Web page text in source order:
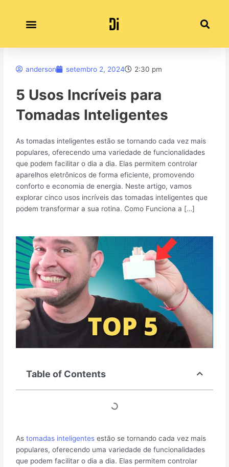
anderson setembro 2, 2024 2:30 pm
5 Usos Incríveis para
Tomadas Inteligentes
As tomadas inteligentes estão se tornando cada vez mais
populares, oferecendo uma variedade de funcionalidades
que podem facilitar o dia a dia. Elas permitem controlar
aparelhos eletrônicos de forma eficiente, promovendo
conforto e economia de energia. Neste artigo, vamos
explorar cinco usos incríveis das tomadas inteligentes que
podem transformar a sua rotina. Como Funciona a […]
Table of Contents
Astomadas inteligentes estão se tornando cada vez mais
populares, oferecendo uma variedade de funcionalidades
que podem facilitar o dia a dia. Elas permitem controlar